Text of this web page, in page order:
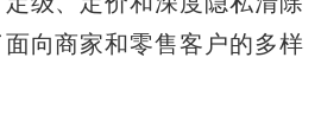
向商家和零售客户的多样